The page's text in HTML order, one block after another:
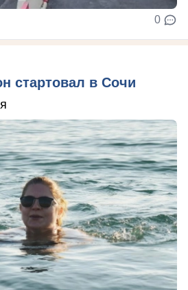
0
стартовал в Сочи